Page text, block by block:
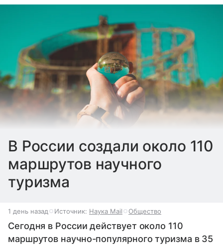
В России создали около 110
маршрутов научного
туризма
1 день назад Источник: Наука Mail Общество
Сегодня в России действует около 110
маршрутов научно-популярного туризма в 35